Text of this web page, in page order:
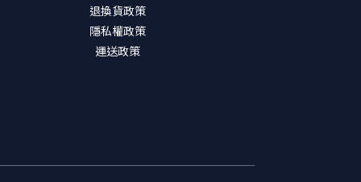
退換貨政策
隱私權政策
運送政策